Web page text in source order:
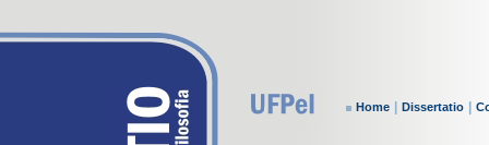
Home Dissertatio